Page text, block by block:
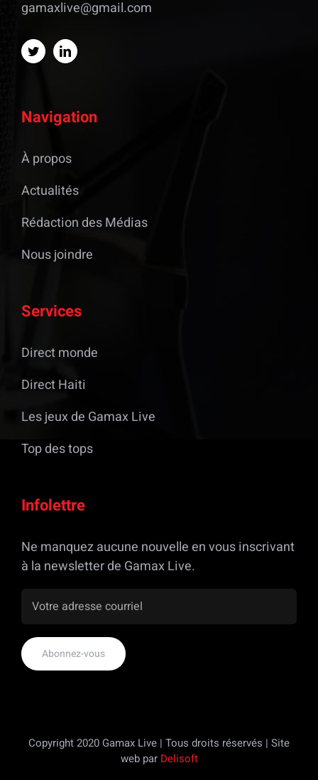
gamaxlive@gmail.com
Navigation
À propos
Actualités
Rédaction des Médias
Nous joindre
Services
Direct monde
Direct Haiti
Les jeux de Gamax Live
Top des tops
Infolettre
Ne manquez aucune nouvelle en vous inscrivant
à la newsletter de Gamax Live.
Copyright 2020 Gamax Live | Tous droits réservés | Site
web par Delisoft